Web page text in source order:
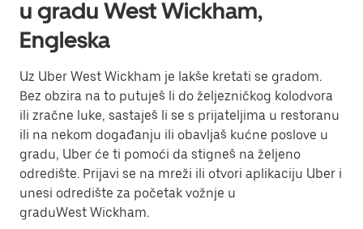
u gradu West Wickham,
Engleska
Uz Uber West Wickham je lakše kretati se gradom.
Bez obzira na to putuješ li do željezničkog kolodvora
ili zračne luke, sastaješ li se s prijateljima u restoranu
ili na nekom događanju ili obavljaš kućne poslove u
gradu, Uber će ti pomoći da stigneš na željeno
odredište. Prijavi se na mreži ili otvori aplikaciju Uber i
unesi odredište za početak vožnje u
graduWest Wickham.